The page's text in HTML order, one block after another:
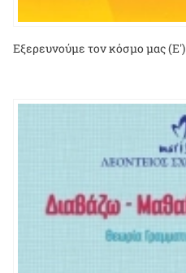
Εξερευνούμε τον κόσμο μας (Ε')